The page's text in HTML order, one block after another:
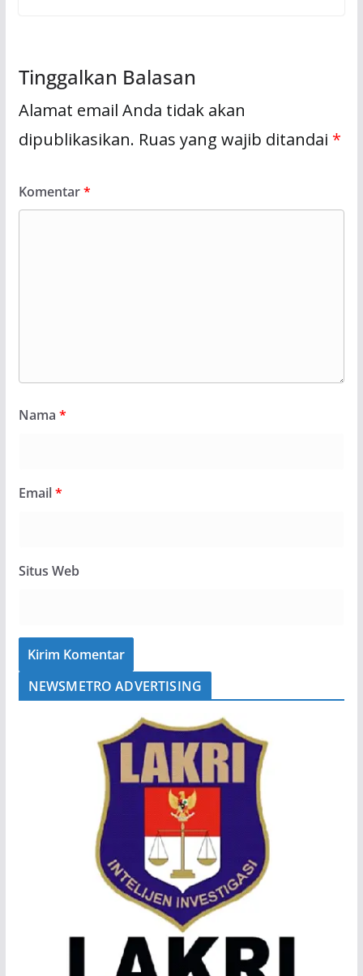
Tinggalkan Balasan
Alamat email Anda tidak akan
dipublikasikan. Ruas yang wajib ditandai *
Komentar*
Nama *
Email*
Situs Web
NEWSMETRO ADVERTISING